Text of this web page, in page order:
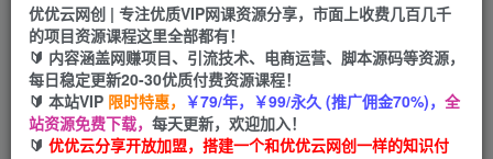
云币 9.9 云币99
会员免费
立即购买
优优云网创 | 专注优质VIP网课资源分享，市面上收费几百几千
的项目资源课程这里全部都有！
🔰 内容涵盖网赚项目、引流技术、电商运营、脚本源码等资源，
每日稳定更新20-30优质付费资源课程！
🔰 本站VIP 限时特惠， ￥79/年，￥99/永久 (推广佣金70%)， 全
站资源免费下载， 每天更新，欢迎加入！
🔰 优优云分享开放加盟，搭建一个和优优云网创一样的知识付